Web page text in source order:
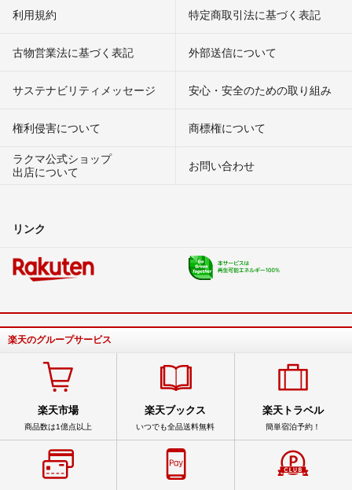
利用規約 特定商取引法に基づく表記
古物営業法に基づく表記 外部送信について
サステナビリティメッセージ 安心・安全のための取り組み
権利侵害について
商標権について
ラクマ公式ショップ
出店について
お問い合わせ
リンク
楽天のグループサービス
楽天市場
商品数は1億点以上
楽天ブックス
いつでも全品送料無料
楽天トラベル
簡単宿泊予約！